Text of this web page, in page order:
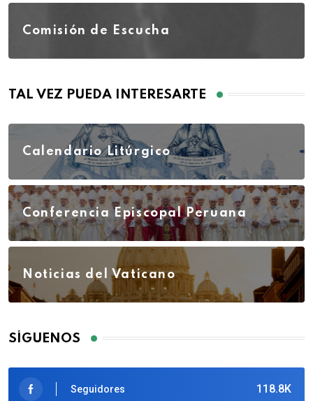
Comisión de Escucha
TAL VEZ PUEDA INTERESARTE
Calendario Litúrgico
Conferencia Episcopal Peruana
Noticias del Vaticano
SÍGUENOS
118.8K
Seguidores